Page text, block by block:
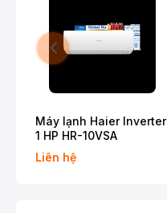
Máy lạnh Haier Inverter
1 HP HR-10VSA
Liên hệ